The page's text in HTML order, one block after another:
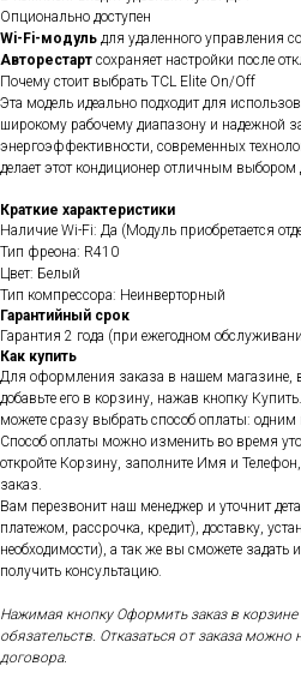
Опционально доступен
Wi-Fi-модуль для удаленного управления
Авторестарт сохраняет настройки после
Почему стоит выбрать TCL Elite On/Off
Эта модель идеально подходит для
широкому рабочему диапазону и надежной
энергоэффективности, современных
делает этот кондиционер отличным
Краткие характеристики
Наличие Wi-Fi: Да (Модуль приобретается
Тип фреона: R410
Цвет: Белый
Тип компрессора: Неинверторный
Гарантийный срок
Гарантия 2 года (при ежегодном
Как купить
Для оформления заказа в нашем магазине,
добавьте его в корзину, нажав кнопку
можете сразу выбрать способ оплаты:
Способ оплаты можно изменить во время
откройте Корзину, заполните Имя и
заказ.
Вам перезвонит наш менеджер и уточнит
платежом, рассрочка, кредит), доставку,
необходимости), а так же вы сможете
получить консультацию.
Нажимая кнопку Оформить заказ в корзине
обязательств. Отказаться от заказа
договора.